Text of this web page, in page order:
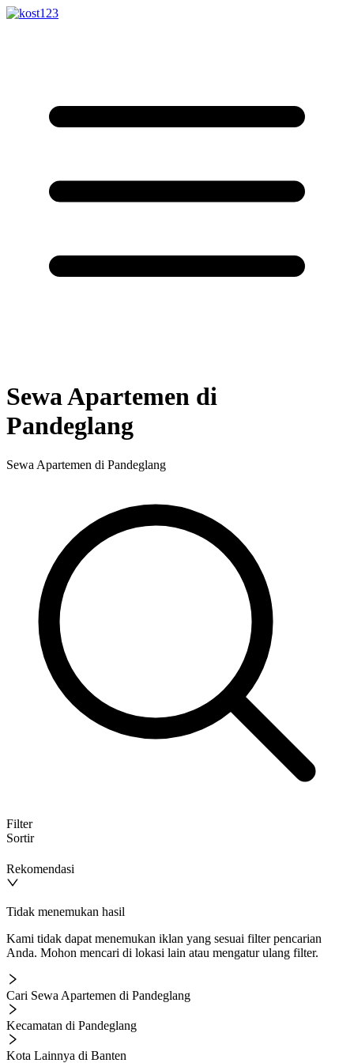
Sewa Apartemen di
Pandeglang
Sewa Apartemen di Pandeglang
Filter
Sortir
Rekomendasi
Tidak menemukan hasil
Kami tidak dapat menemukan iklan yang sesuai filter pencarian
Anda. Mohon mencari di lokasi lain atau mengatur ulang filter.
Cari Sewa Apartemen di Pandeglang
Kecamatan di Pandeglang
Kota Lainnya di Banten